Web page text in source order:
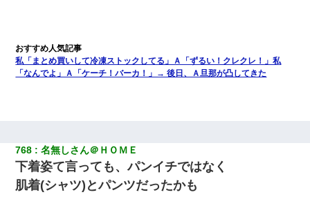
私「まとめ買いして冷凍ストックしてる」Ａ「ずるい！クレクレ！」私
「なんでよ」Ａ「ケーチ！バーカ！」→ 後日、Ａ旦那が凸してきた
768 名無しさん＠ＨＯＭＥ
下着姿て言っても、パンイチではなく
肌着(シャツ)とパンツだったかも